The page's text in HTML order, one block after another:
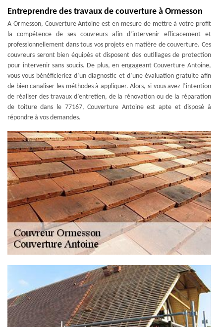
Entreprendre des travaux de couverture à Ormesson
A Ormesson, Couverture Antoine est en mesure de mettre à votre profit
la compétence de ses couvreurs afin d’intervenir efficacement et
professionnellement dans tous vos projets en matière de couverture. Ces
couvreurs seront bien équipés et disposent des outillages de protection
pour intervenir sans soucis. De plus, en engageant Couverture Antoine,
vous vous bénéficieriez d’un diagnostic et d’une évaluation gratuite afin
de bien canaliser les méthodes à appliquer. Alors, si vous avez l’intention
de réaliser des travaux d’entretien, de la rénovation ou de la réparation
de toiture dans le 77167, Couverture Antoine est apte et disposé à
répondre à vos demandes.